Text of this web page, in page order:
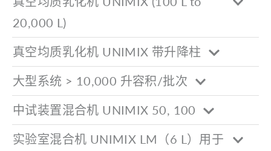
20,000 L)
真空均质乳化机 UNIMIX 带升降柱
大型系统 > 10,000 升容积/批次
中试装置混合机 UNIMIX 50, 100
实验室混合机 UNIMIX LM（6 L）用于